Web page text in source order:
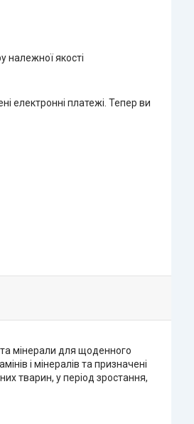
належної якості
електронні платежі. Тепер ви
та мінерали для щоденного
і мінералів та призначені
тварин, у період зростання,